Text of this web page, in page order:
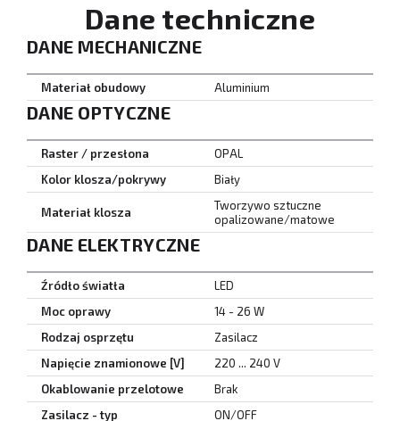
Dane techniczne
DANE MECHANICZNE
Materiał obudowy Aluminium
DANE OPTYCZNE
Raster / przesłona
OPAL
Kolor klosza/pokrywy
Biały
Materiał klosza
Tworzywo sztuczne
opalizowane/matowe
DANE ELEKTRYCZNE
Źródło światła
LED
Moc oprawy
14 - 26 W
Rodzaj osprzętu
Zasilacz
Napięcie znamionowe [V]
220 ... 240 V
Okablowanie przelotowe
Brak
Zasilacz - typ
ON/OFF